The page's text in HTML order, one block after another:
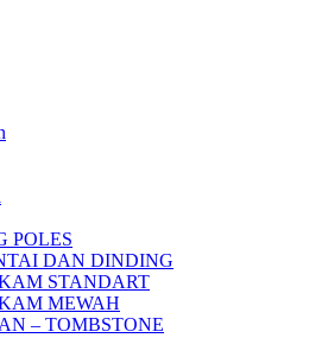
POLES
DAN DINDING
STANDART
MEWAH
– TOMBSTONE